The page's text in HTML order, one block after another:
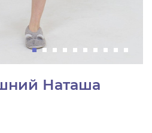
Наташа